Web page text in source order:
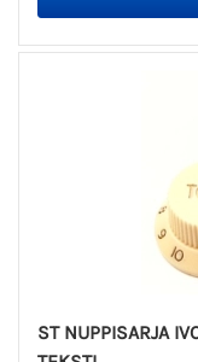
ST NUPPISARJA